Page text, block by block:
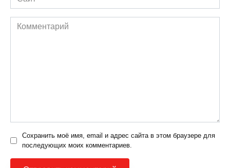
Комментарий
Сохранить моё имя, email и адрес сайта в этом браузере для
последующих моих комментариев.